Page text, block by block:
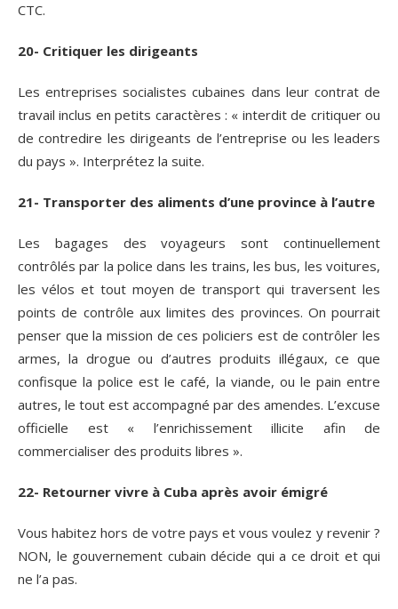
CTC.
20- Critiquer les dirigeants
Les entreprises socialistes cubaines dans leur contrat de
travail inclus en petits caractères : « interdit de critiquer ou
de contredire les dirigeants de l’entreprise ou les leaders
du pays ». Interprétez la suite.
21- Transporter des aliments d’une province à l’autre
Les bagages des voyageurs sont continuellement
contrôlés par la police dans les trains, les bus, les voitures,
les vélos et tout moyen de transport qui traversent les
points de contrôle aux limites des provinces. On pourrait
penser que la mission de ces policiers est de contrôler les
armes, la drogue ou d’autres produits illégaux, ce que
confisque la police est le café, la viande, ou le pain entre
autres, le tout est accompagné par des amendes. L’excuse
officielle est « l’enrichissement illicite afin de
commercialiser des produits libres ».
22- Retourner vivre à Cuba après avoir émigré
Vous habitez hors de votre pays et vous voulez y revenir ?
NON, le gouvernement cubain décide qui a ce droit et qui
ne l’a pas.